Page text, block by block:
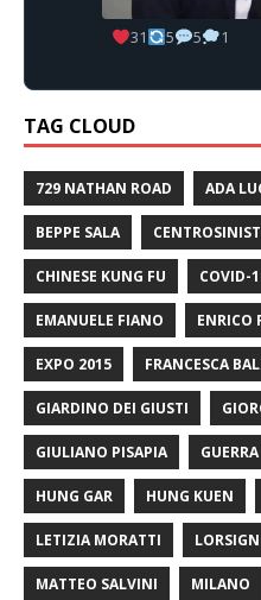
31 5 5 1
TAG CLOUD
729 NATHAN ROAD ADA
BEPPE SALA
CHINESE KUNG FU COVID-
EMANUELE FIANO ENRICO
EXPO 2015 FRANCESCA
GIARDINO DEI GIUSTI
GIULIANO PISAPIA
HUNG GAR HUNG KUEN
LETIZIA MORATTI
MATTEO SALVINI MILANO